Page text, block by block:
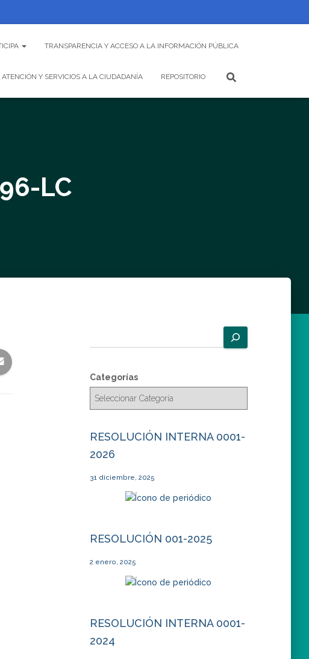
TRANSPARENCIA Y ACCESO A LA INFORMACIÓN PÚBLICA
ATENCIÓN Y SERVICIOS A LA CIUDADANÍA REPOSITORIO
LC
u
c
a
Categorías
RESOLUCIÓN INTERNA 0001-
2026
31 diciembre, 2025
RESOLUCIÓN 001-2025
2 enero, 2025
RESOLUCIÓN INTERNA 0001-
2024